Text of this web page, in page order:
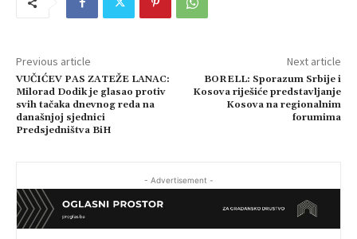
Previous article
VUČIĆEV PAS ZATEŽE LANAC:
Milorad Dodik je glasao protiv
svih tačaka dnevnog reda na
današnjoj sjednici
Predsjedništva BiH
Next article
BORELL: Sporazum Srbije i
Kosova riješiće predstavljanje
Kosova na regionalnim
forumima
- Advertisement -